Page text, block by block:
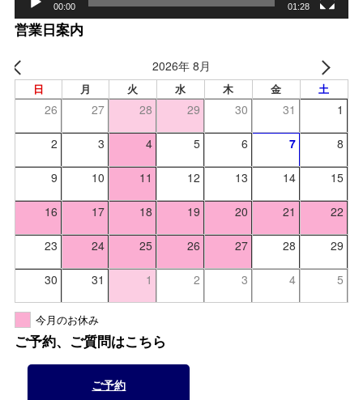
00:00 01:28
営業日案内
2026年 8月
日 月 火 水 木 金 土
26 27 28 29 30 31 1
2 3 4 5 6 7 8
9 10 11 12 13 14 15
16 17 18 19 20 21 22
23 24 25 26 27 28 29
30 31 1 2 3 4 5
今月のお休み
ご予約、ご質問はこちら
ご予約